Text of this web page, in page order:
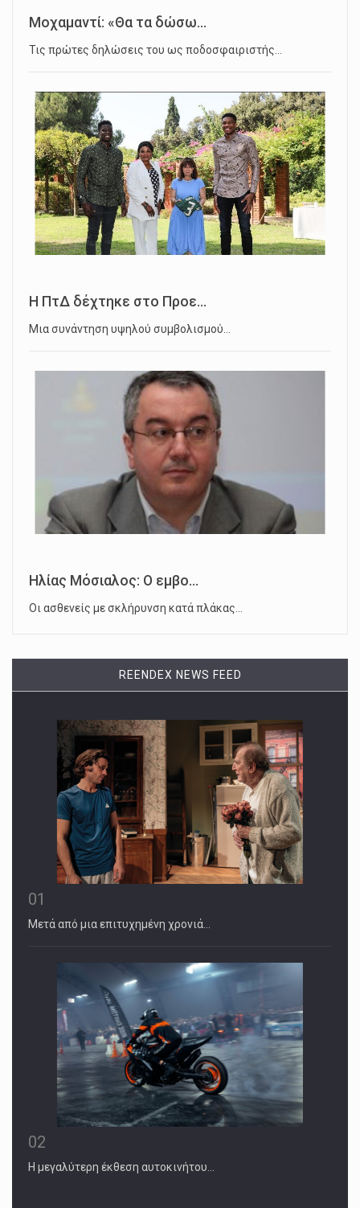
Μοχαμαντί: «Θα τα δώσω...
Τις πρώτες δηλώσεις του ως ποδοσφαιριστής…
Η ΠτΔ δέχτηκε στο Προε...
Μια συνάντηση υψηλού συμβολισμού…
Ηλίας Μόσιαλος: Ο εμβο...
Οι ασθενείς με σκλήρυνση κατά πλάκας…
REENDEX NEWS FEED
01
Μετά από μια επιτυχημένη χρονιά…
02
Η μεγαλύτερη έκθεση αυτοκινήτου…